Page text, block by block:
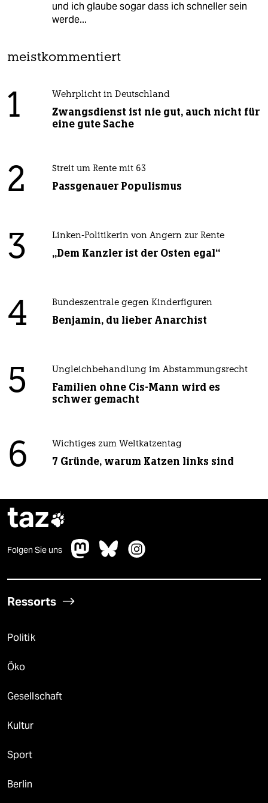
und ich glaube sogar dass ich schneller sein
werde...
meistkommentiert
1 Wehrplicht in Deutschland
Zwangsdienst ist nie gut, auch nicht für
eine gute Sache
2 Streit um Rente mit 63
Passgenauer Populismus
3 Linken-Politikerin von Angern zur Rente
„Dem Kanzler ist der Osten egal“
4 Bundeszentrale gegen Kinderfiguren
Benjamin, du lieber Anarchist
5 Ungleichbehandlung im Abstammungsrecht
Familien ohne Cis-Mann wird es
schwer gemacht
6 Wichtiges zum Weltkatzentag
7 Gründe, warum Katzen links sind
taz
Folgen Sie uns
Ressorts
Politik
Öko
Gesellschaft
Kultur
Sport
Berlin